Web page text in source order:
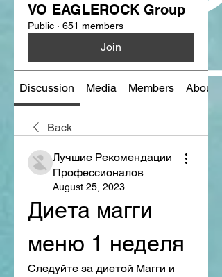
VO EAGLEROCK Group
Public · 651 members
Join
Discussion Media Members About
Back
Лучшие Рекомендации
Профессионалов
August 25, 2023
Диета магги
меню 1 неделя
Следуйте за диетой Магги и